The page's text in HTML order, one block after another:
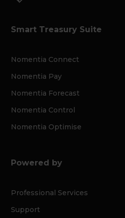
Smart Treasury Suite
Nomentia Connect
Nomentia Pay
Nomentia Forecast
Nomentia Control
Nomentia Optimise
Powered by
Professional Services
Support